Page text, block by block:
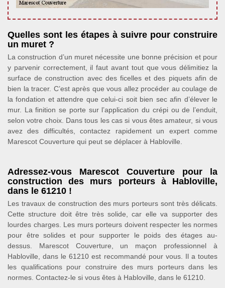
Quelles sont les étapes à suivre pour construire
un muret ?
La construction d’un muret nécessite une bonne précision et pour
y parvenir correctement, il faut avant tout que vous délimitiez la
surface de construction avec des ficelles et des piquets afin de
bien la tracer. C’est après que vous allez procéder au coulage de
la fondation et attendre que celui-ci soit bien sec afin d’élever le
mur. La finition se porte sur l’application du crépi ou de l’enduit,
selon votre choix. Dans tous les cas si vous êtes amateur, si vous
avez des difficultés, contactez rapidement un expert comme
Marescot Couverture qui peut se déplacer à Habloville.
Adressez-vous Marescot Couverture pour la
construction des murs porteurs à Habloville,
dans le 61210 !
Les travaux de construction des murs porteurs sont très délicats.
Cette structure doit être très solide, car elle va supporter des
lourdes charges. Les murs porteurs doivent respecter les normes
pour être solides et pour supporter le poids des étages au-
dessus. Marescot Couverture, un maçon professionnel à
Habloville, dans le 61210 est recommandé pour vous. Il a toutes
les qualifications pour construire des murs porteurs dans les
normes. Contactez-le si vous êtes à Habloville, dans le 61210.